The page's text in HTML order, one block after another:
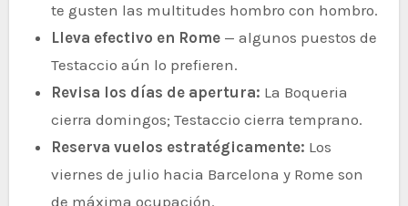
te gusten las multitudes hombro con hombro.
Lleva efectivo en Rome— algunos puestos de
Testaccio aún lo prefieren.
Revisa los días de apertura: La Boqueria
cierra domingos; Testaccio cierra temprano.
Reserva vuelos estratégicamente: Los
viernes de julio hacia Barcelona y Rome son
de máxima ocupación.